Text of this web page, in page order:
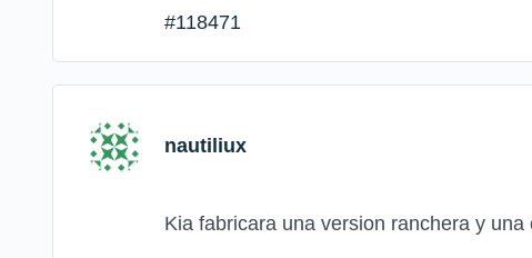
#118471
nautiliux
Kia fabricara una version ranchera y